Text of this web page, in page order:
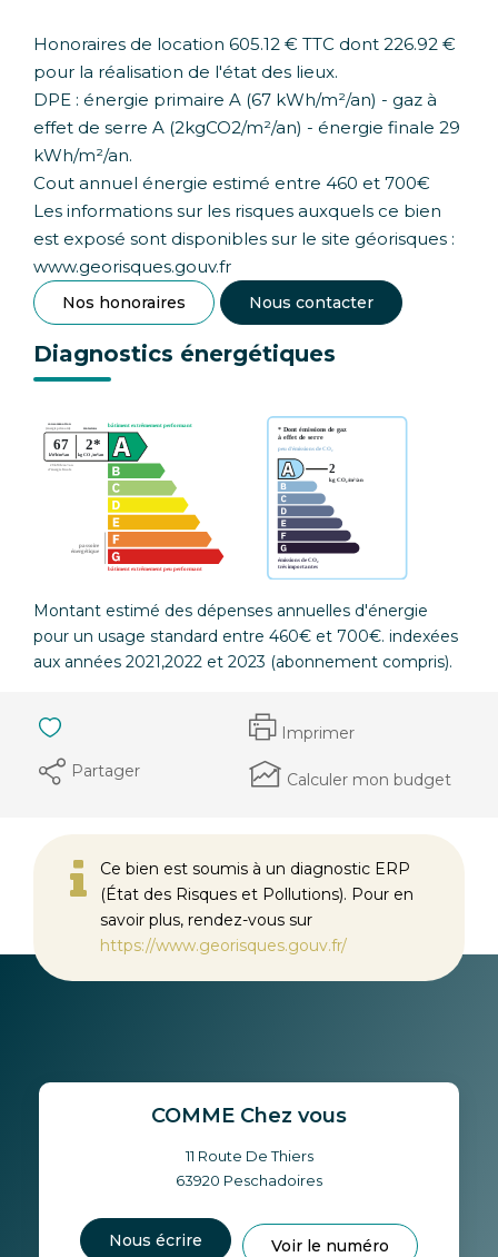
Honoraires de location 605.12 € TTC dont 226.92 €
pour la réalisation de l'état des lieux.
DPE : énergie primaire A (67 kWh/m²/an) - gaz à
effet de serre A (2kgCO2/m²/an) - énergie finale 29
kWh/m²/an.
Cout annuel énergie estimé entre 460 et 700€
Les informations sur les risques auxquels ce bien
est exposé sont disponibles sur le site géorisques :
www.georisques.gouv.fr
Nos honoraires Nous contacter
Diagnostics énergétiques
Montant estimé des dépenses annuelles d'énergie
pour un usage standard entre 460€ et 700€. indexées
aux années 2021,2022 et 2023 (abonnement compris).
Imprimer
Partager
Calculer mon budget
Ce bien est soumis à un diagnostic ERP
(État des Risques et Pollutions). Pour en
savoir plus, rendez-vous sur
https://www.georisques.gouv.fr/
COMME Chez vous
11 Route De Thiers
63920 Peschadoires
Nous écrire Voir le numéro